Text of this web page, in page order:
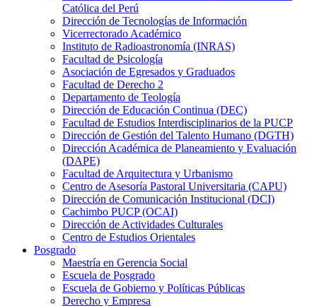
Católica del Perú
Dirección de Tecnologías de Información
Vicerrectorado Académico
Instituto de Radioastronomía (INRAS)
Facultad de Psicología
Asociación de Egresados y Graduados
Facultad de Derecho 2
Departamento de Teología
Dirección de Educación Continua (DEC)
Facultad de Estudios Interdisciplinarios de la PUCP
Dirección de Gestión del Talento Humano (DGTH)
Dirección Académica de Planeamiento y Evaluación
(DAPE)
Facultad de Arquitectura y Urbanismo
Centro de Asesoría Pastoral Universitaria (CAPU)
Dirección de Comunicación Institucional (DCI)
Cachimbo PUCP (OCAI)
Dirección de Actividades Culturales
Centro de Estudios Orientales
Posgrado
Maestría en Gerencia Social
Escuela de Posgrado
Escuela de Gobierno y Políticas Públicas
Derecho y Empresa